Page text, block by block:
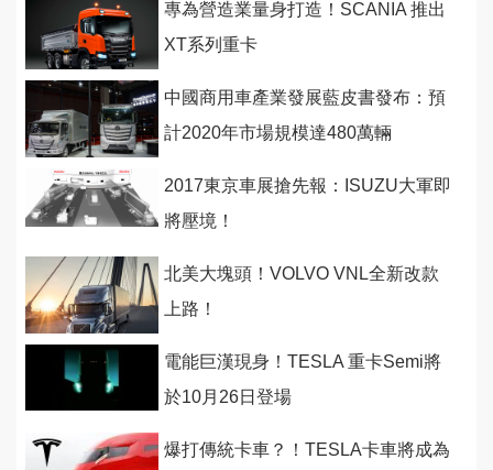
專為營造業量身打造！SCANIA 推出
XT系列重卡
中國商用車產業發展藍皮書發布：預
計2020年市場規模達480萬輛
2017東京車展搶先報：ISUZU大軍即
將壓境！
北美大塊頭！VOLVO VNL全新改款
上路！
電能巨漢現身！TESLA 重卡Semi將
於10月26日登場
爆打傳統卡車？！TESLA卡車將成為